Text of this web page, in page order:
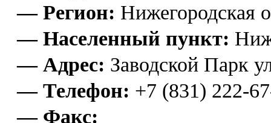
— Регион: Нижегородская
— Населенный пункт:
— Адрес: Заводской Парк
— Телефон: +7 (831) 222-
— Факс: